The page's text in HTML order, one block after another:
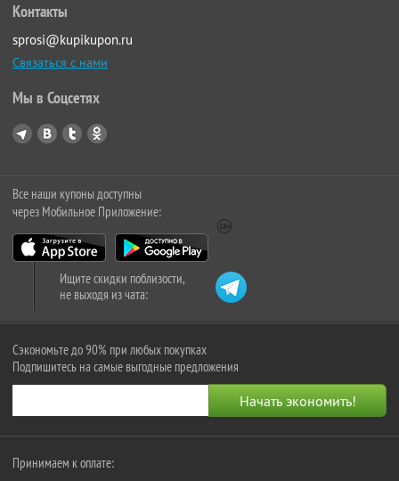
Контакты
sprosi@kupikupon.ru
Связаться с нами
Мы в Соцсетях
Все наши купоны доступны
через Мобильное Приложение:
Ищите скидки поблизости,
не выходя из чата:
Сэкономьте до 90% при любых покупках
Подпишитесь на самые выгодные предложения
Принимаем к оплате: